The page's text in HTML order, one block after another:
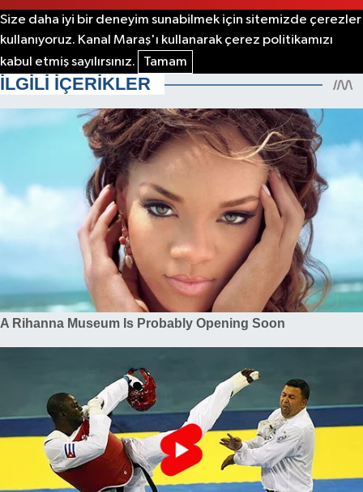
Size daha iyi bir deneyim sunabilmek için sitemizde çerezler
kullanıyoruz. Kanal Maraş'ı kullanarak çerez politikamızı
kabul etmiş sayılırsınız.
Tamam